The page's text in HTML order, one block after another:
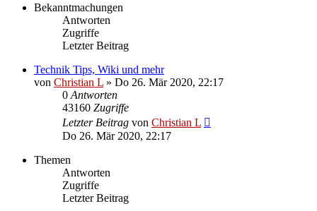
Bekanntmachungen
Antworten
Zugriffe
Letzter Beitrag
Technik Tips, Wiki und mehr
von Christian L » Do 26. Mär 2020, 22:17
0 Antworten
43160 Zugriffe
Letzter Beitrag von Christian L
Do 26. Mär 2020, 22:17
Themen
Antworten
Zugriffe
Letzter Beitrag